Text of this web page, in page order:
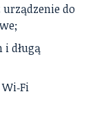
urządzenie do
i długą